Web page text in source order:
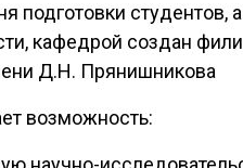
подготовки
кафедрой создан
Д.Н. Прянишникова
возможность: